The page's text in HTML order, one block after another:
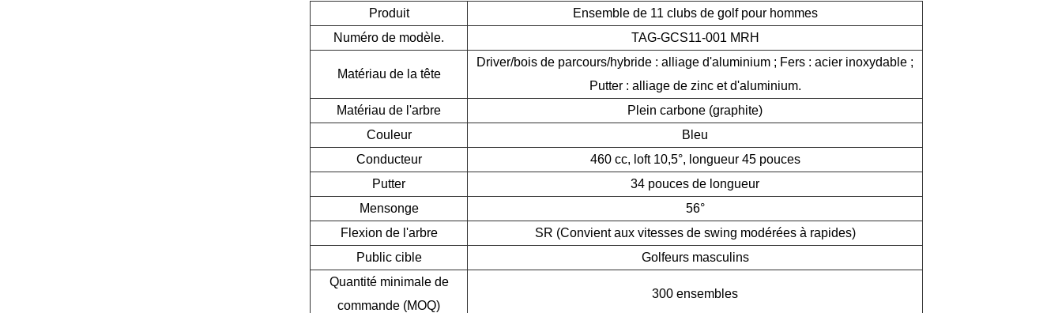
Produit
Ensemble de 11 clubs de golf pour hommes
Numéro de modèle.
TAG-GCS11-001 MRH
Matériau de la tête
Driver/bois de parcours/hybride : alliage d'aluminium ; Fers : acier inoxydable ;
Putter : alliage de zinc et d'aluminium.
Matériau de l'arbre
Plein carbone (graphite)
Couleur
Bleu
Conducteur
460 cc, loft 10,5°, longueur 45 pouces
Putter
34 pouces de longueur
Mensonge
56°
Flexion de l'arbre
SR (Convient aux vitesses de swing modérées à rapides)
Public cible
Golfeurs masculins
Quantité minimale de
commande (MOQ)
300 ensembles